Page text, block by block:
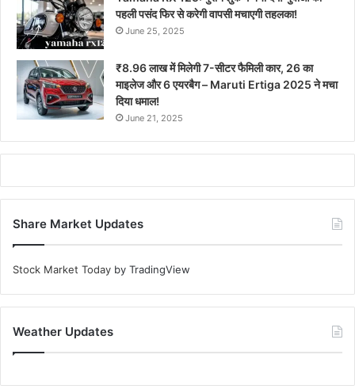
पहली पसंद फिर से करेगी वापसी मचाएगी तहलका!
June 25, 2025
₹8.96 लाख में मिलेगी 7-सीटर फैमिली कार, 26 का
माइलेज और 6 एयरबैग – Maruti Ertiga 2025 ने मचा
दिया धमाल!
June 21, 2025
Share Market Updates
Stock Market Today by TradingView
Weather Updates